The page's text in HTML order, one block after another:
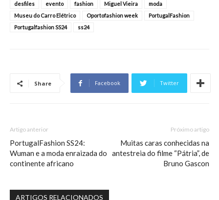
desfiles
evento fashion Miguel Vieira
moda
Museu do Carro Elétrico
Oportofashion week
PortugalFashion
Portugalfashion SS24
ss24
Share Facebook Twitter
Artigo anterior
PortugalFashion SS24:
Wuman e a moda enraizada do
continente africano
Próximo artigo
Muitas caras conhecidas na
antestreia do filme “Pátria”, de
Bruno Gascon
ARTIGOS RELACIONADOS